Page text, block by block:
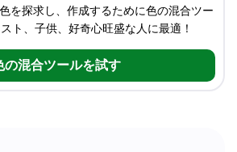
を探求し、作成するために色の混合ツー
ト、子供、好奇心旺盛な人に最適！
の混合ツールを試す